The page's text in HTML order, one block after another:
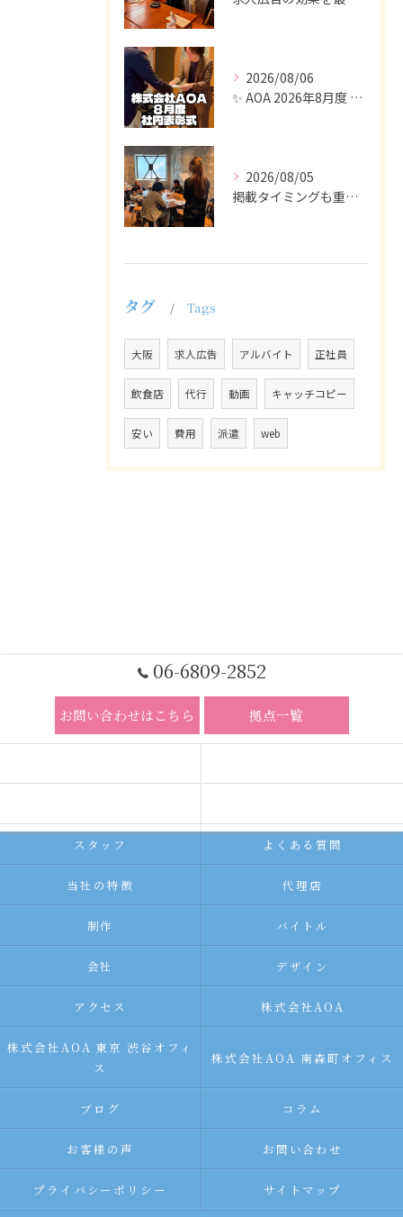
2026/08/06
✨ AOA 2026年8月度 表彰式レポート ✨
2026/08/05
掲載タイミングも重要で、業界動向や求職者の活動時期に合わせて...
タグ Tags
大阪 求人広告 アルバイト 正社員
飲食店 代行 動画 キャッチコピー
安い 費用 派遣 web
06-6809-2852
お問い合わせはこちら 拠点一覧
スタッフ よくある質問
当社の特徴 代理店
制作 バイトル
会社 デザイン
アクセス 株式会社AOA
株式会社AOA 東京 渋谷オフィ
ス
株式会社AOA 南森町オフィス
ブログ コラム
お客様の声 お問い合わせ
プライバシーポリシー サイトマップ